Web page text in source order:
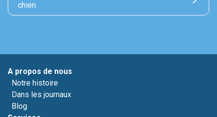
chien
A propos de nous
Notre histoire
Dans les journaux
Blog